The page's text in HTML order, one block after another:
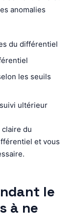
anomalies
du différentiel
les seuils
ultérieur
du
et vous
le
à ne